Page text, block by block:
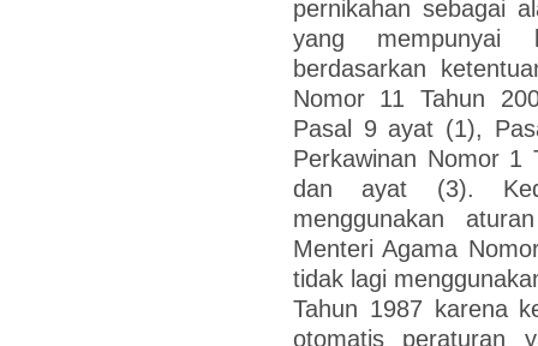
pernikahan sebagai
yang mempunyai
berdasarkan
Nomor 11 Tahun
Pasal 9 ayat (1),
Perkawinan Nomor
dan ayat (3).
menggunakan
Menteri Agama
tidak lagi
Tahun 1987 karena
otomatis peraturan